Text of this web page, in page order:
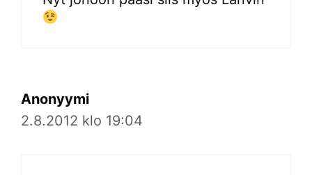
Anonyymi
2.8.2012 klo 19:04